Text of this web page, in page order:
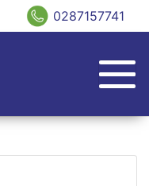
0287157741